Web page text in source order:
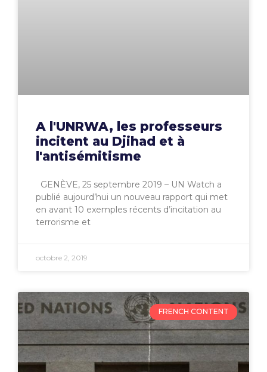
A l'UNRWA, les professeurs
incitent au Djihad et à
l'antisémitisme
GENÈVE, 25 septembre 2019 – UN Watch a
publié aujourd’hui un nouveau rapport qui met
en avant 10 exemples récents d’incitation au
terrorisme et
octobre 2, 2019
FRENCH CONTENT